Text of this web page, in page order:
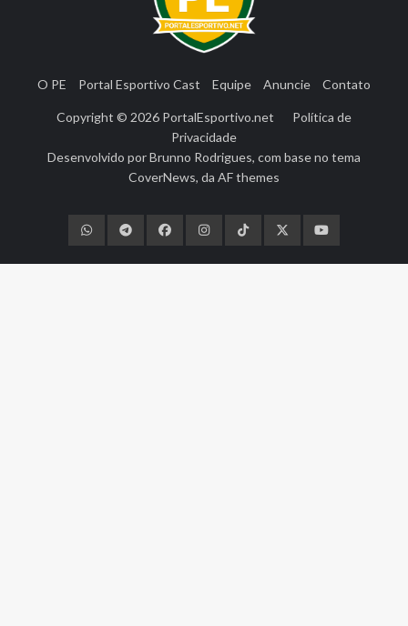
O PE Portal Esportivo Cast Equipe Anuncie Contato
Copyright © 2026 PortalEsportivo.net
Política de
Privacidade
Desenvolvido porBrunno Rodrigues, com base no tema
CoverNews, da AF themes